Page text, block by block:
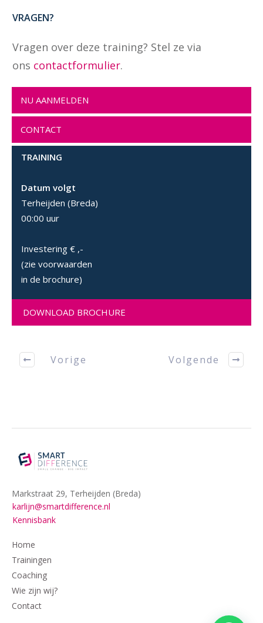
VRAGEN?
Vragen over deze training? Stel ze via
ons contactformulier.
NU AANMELDEN
CONTACT
TRAINING
Datum volgt
Terheijden (Breda)
00:00 uur
Investering € ,-
(zie voorwaarden
in de brochure)
DOWNLOAD BROCHURE
Vorige Volgende
Markstraat 29, Terheijden (Breda)
karlijn@smartdifference.nl
Kennisbank
Home
Trainingen
Coaching
Wie zijn wij?
Contact